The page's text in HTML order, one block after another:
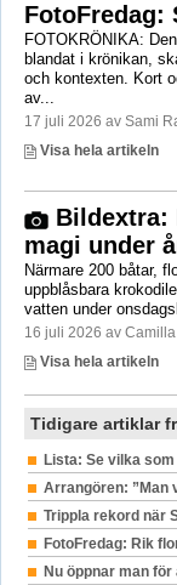
FotoFredag:
FOTOKRÖNIKA:
blandat i krönikan,
och kontexten. Kort
av...
17 juli 2026 av Sami
Visa hela artikeln
Bildextra:
magi under
Närmare 200 båtar,
uppblåsbara
vatten under
16 juli 2026 av
Visa hela artikeln
Tidigare artiklar
Lista: Se vilka
Arrangören: ”Man
Trippla rekord när
FotoFredag: Rik
Nu öppnar man